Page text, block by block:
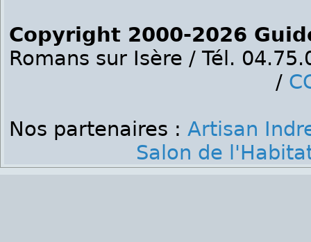
Copyright 2000-2026
Romans sur Isère / Tél.
/
Nos partenaires : Artisan
Salon de